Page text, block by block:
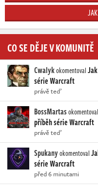
CO SE DĚJE V KOMUNITĚ
Cwalykokomentoval
série Warcraft
právě teď
BossMartasokomentoval
příběh série Warcraft
právě teď
Spukanyokomentoval
série Warcraft
před 6 minutami